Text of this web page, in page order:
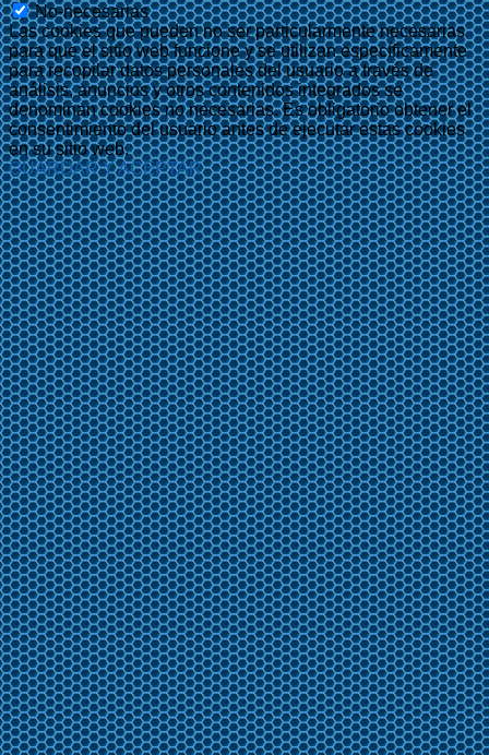
No-necesarias
Las cookies que pueden no ser particularmente necesarias
para que el sitio web funcione y se utilizan específicamente
para recopilar datos personales del usuario a través de
análisis, anuncios y otros contenidos integrados se
denominan cookies no necesarias. Es obligatorio obtener el
consentimiento del usuario antes de ejecutar estas cookies
en su sitio web.
GUARDAR Y ACEPTAR